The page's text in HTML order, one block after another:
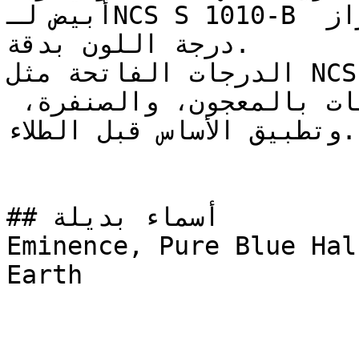
أبيض لـNCS S 1010-B لضمان تغطية متساوية وإبراز
درجة اللون بدقة.
الدرجات الفاتحة مثل NCS S 1010-B تتطلب تجهيزاً
وتطبيق الأساس قبل الطلاء.
## أسماء بديلة
Eminence, Pure Blue
Earth